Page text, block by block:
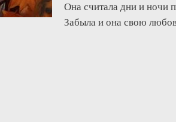
Она считала дни и ночи
Забыла и она свою